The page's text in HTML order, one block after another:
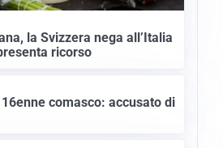
la Svizzera nega all’Italia
ricorso
comasco: accusato di